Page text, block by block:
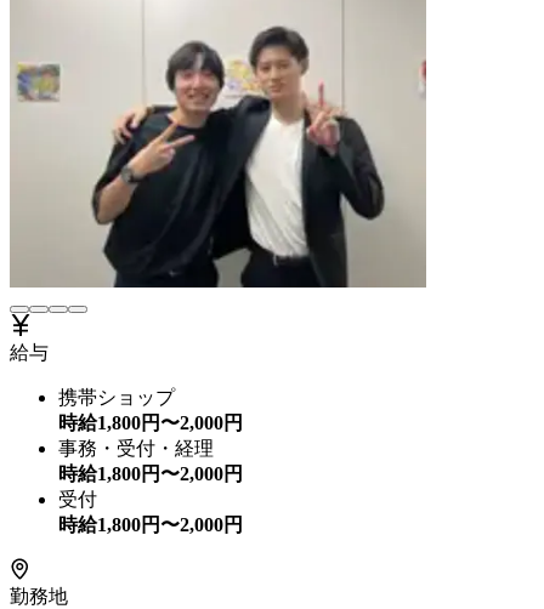
給与
携帯ショップ
時給1,800円〜2,000円
事務・受付・経理
時給1,800円〜2,000円
受付
時給1,800円〜2,000円
勤務地